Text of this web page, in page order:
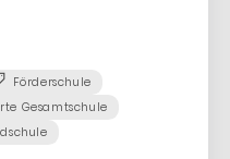
Förderschule
Gesamtschule